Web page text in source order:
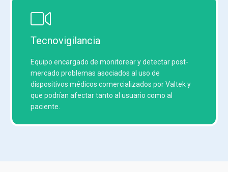
Tecnovigilancia
Equipo encargado de monitorear y detectar post-
mercado problemas asociados al uso de
dispositivos médicos comercializados por Valtek y
que podrían afectar tanto al usuario como al
paciente.